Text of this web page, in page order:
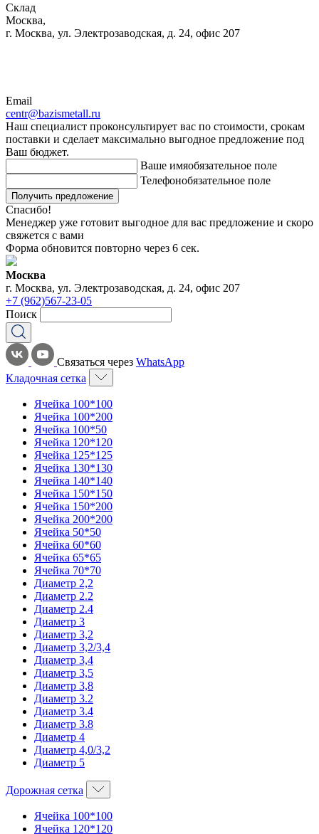
Склад
Москва,
г. Москва, ул. Электрозаводская, д. 24, офис 207
Email
centr@bazismetall.ru
Наш специалист проконсультирует вас по стоимости, срокам
поставки и сделает максимально выгодное предложение под
Ваш бюджет.
Ваше имяобязательное поле
Телефонобязательное поле
Получить предложение
Спасибо!
Менеджер уже готовит выгодное для вас предложение и скоро
свяжется с вами
Форма обновится повторно через 6 сек.
Москва
г. Москва, ул. Электрозаводская, д. 24, офис 207
+7 (962)567-23-05
Поиск
Связаться через WhatsApp
Кладочная сетка
Ячейка 100*100
Ячейка 100*200
Ячейка 100*50
Ячейка 120*120
Ячейка 125*125
Ячейка 130*130
Ячейка 140*140
Ячейка 150*150
Ячейка 150*200
Ячейка 200*200
Ячейка 50*50
Ячейка 60*60
Ячейка 65*65
Ячейка 70*70
Диаметр 2,2
Диаметр 2.2
Диаметр 2.4
Диаметр 3
Диаметр 3,2
Диаметр 3,2/3,4
Диаметр 3,4
Диаметр 3,5
Диаметр 3,8
Диаметр 3.2
Диаметр 3.4
Диаметр 3.8
Диаметр 4
Диаметр 4,0/3,2
Диаметр 5
Дорожная сетка
Ячейка 100*100
Ячейка 120*120